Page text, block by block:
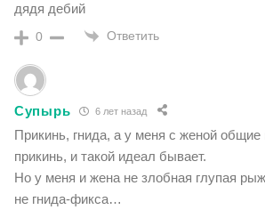
дядя дебий
0 Ответить
Супырь 6 лет назад
Прикинь, гнида, а у меня с женой общие
прикинь, и такой идеал бывает.
Но у меня и жена не злобная глупая
не гнида-фикса…